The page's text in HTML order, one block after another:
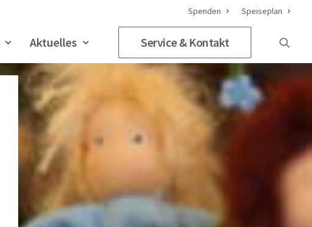
Spenden Speiseplan
Aktuelles Service & Kontakt